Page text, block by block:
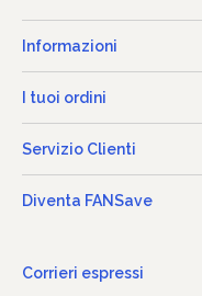
Informazioni
I tuoi ordini
Servizio Clienti
Diventa FANSave
Corrieri espressi